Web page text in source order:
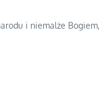
i niemalże